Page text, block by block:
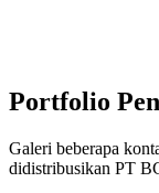
Portfolio
Galeri beberapa
didistribusikan PT